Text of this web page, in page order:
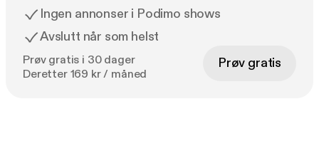
Ingen annonser i Podimo shows
Avslutt når som helst
Prøv gratis i 30 dager
Deretter 169 kr / måned
Prøv gratis